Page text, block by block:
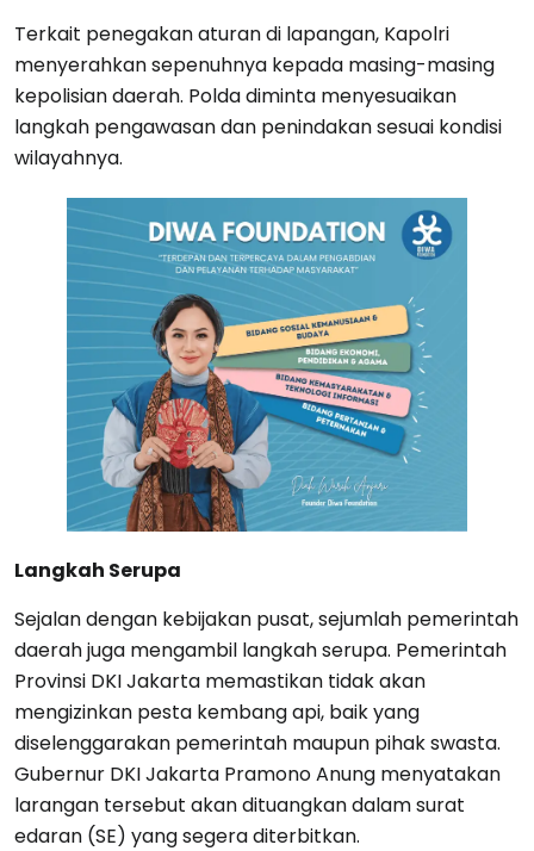
Terkait penegakan aturan di lapangan, Kapolri
menyerahkan sepenuhnya kepada masing-masing
kepolisian daerah. Polda diminta menyesuaikan
langkah pengawasan dan penindakan sesuai kondisi
wilayahnya.
Langkah Serupa
Sejalan dengan kebijakan pusat, sejumlah pemerintah
daerah juga mengambil langkah serupa. Pemerintah
Provinsi DKI Jakarta memastikan tidak akan
mengizinkan pesta kembang api, baik yang
diselenggarakan pemerintah maupun pihak swasta.
Gubernur DKI Jakarta Pramono Anung menyatakan
larangan tersebut akan dituangkan dalam surat
edaran (SE) yang segera diterbitkan.